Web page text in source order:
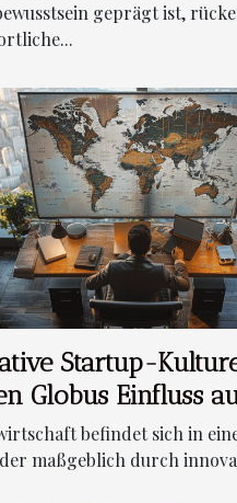
geprägt ist,
Startup-
Globus Einfluss
befindet sich in
maßgeblich durch